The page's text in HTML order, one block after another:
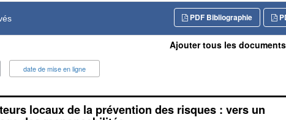
PDF Bibliographie
date de mise en ligne
Ajouter tous les
locaux de la prévention des risques : vers un